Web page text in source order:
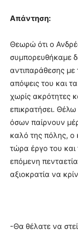
Απάντηση:
Θεωρώ ότι ο
συμπορευθήκαμε
αντιπαράθεσης με
απόψεις του και
χωρίς ακρότητες
επικρατήσει.
όσων παίρνουν
καλό της πόλης, ο
τώρα έργο του και
επόμενη
αξιοκρατία να
-Θα θέλατε να